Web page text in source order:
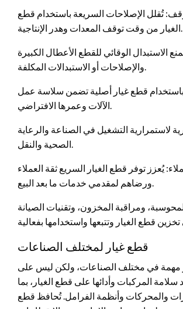
تُقلل الإصلاحات السريعة باستخدام قطع
الغيار من وقت توقف المعدات وهدر الإنتاجية.
الاستبدال الوقائي للقطع الأعطال الكبيرة
والإصلاحات أو الاستبدالات المكلفة.
باستخدام قطع غيار أصلية تضمن سلاسة عمل
الآلات وعمرها الافتراضي.
لاستمرارية التشغيل في الصناعة والرعاية
الصحية والنقل.
يُعزز توفر قطع الغيار السريع ثقة العملاء
ورضاهم لمقدمي خدمات ما بعد البيع.
ومراقبة المخزون، وتقنيات الصيانة
قطع غيار لمختلف الصناعات
مهمة في مختلف الصناعات، ولكن ليس على
المركبات وأدائها على قطع الغيار، بما
والمحركات وأنظمة الفرامل. تُحافظ قطع